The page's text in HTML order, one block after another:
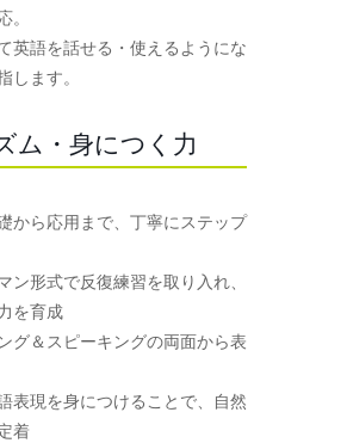
。
英語を話せる・使えるようにな
します。
ム・身につく力
から応用まで、丁寧にステップ
ン形式で反復練習を取り入れ、
を育成
グ＆スピーキングの両面から表
表現を身につけることで、自然
着